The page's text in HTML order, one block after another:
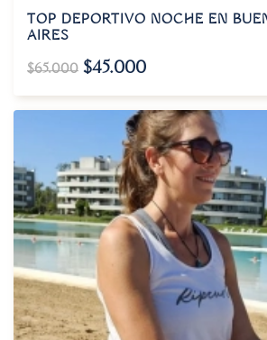
TOP DEPORTIVO NOCHE EN
AIRES
$65.000 $45.000